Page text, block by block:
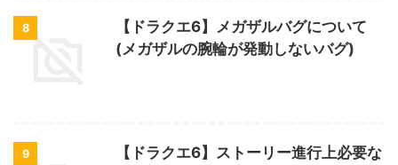
8
【ドラクエ6】メガザルバグについて
(メガザルの腕輪が発動しないバグ)
9
【ドラクエ6】ストーリー進行上必要な